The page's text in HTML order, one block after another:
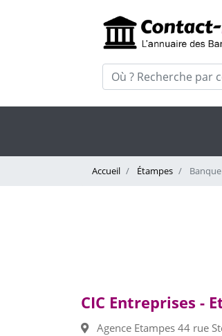
Accueil Étampes
CIC Entreprises -
Agence Etampes 44 rue